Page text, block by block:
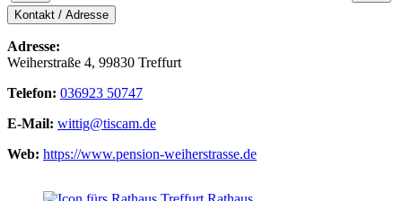
Kontakt / Adresse
Adresse:
Weiherstraße 4, 99830 Treffurt
Telefon: 036923 50747
E-Mail: wittig@tiscam.de
Web: https://www.pension-weiherstrasse.de